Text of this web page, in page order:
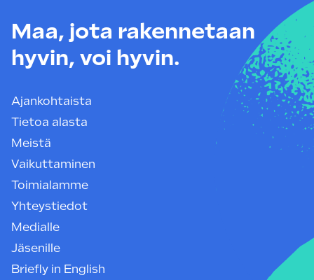
Maa, jota rakennetaan
hyvin, voi hyvin.
Ajankohtaista
Tietoa alasta
Meistä
Vaikuttaminen
Toimialamme
Yhteystiedot
Medialle
Jäsenille
Briefly in English